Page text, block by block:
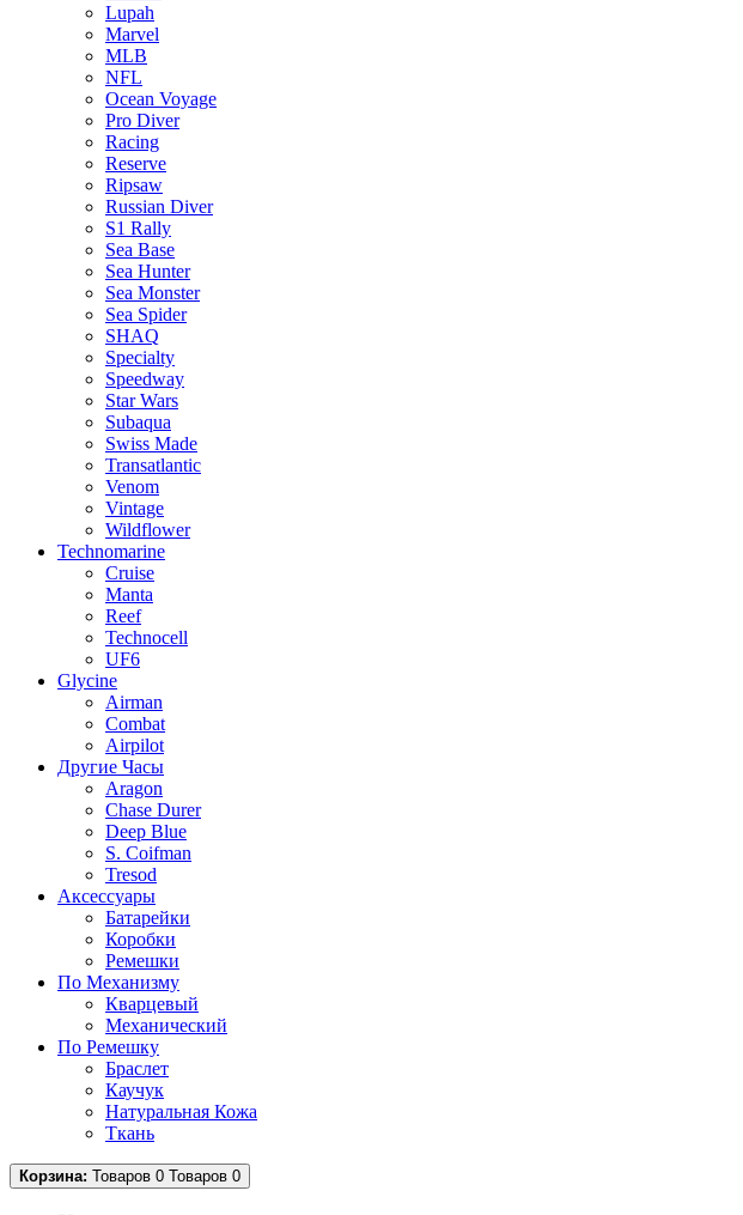
Lupah
Marvel
MLB
NFL
Ocean Voyage
Pro Diver
Racing
Reserve
Ripsaw
Russian Diver
S1 Rally
Sea Base
Sea Hunter
Sea Monster
Sea Spider
SHAQ
Specialty
Speedway
Star Wars
Subaqua
Swiss Made
Transatlantic
Venom
Vintage
Wildflower
Technomarine
Cruise
Manta
Reef
Technocell
UF6
Glycine
Airman
Combat
Airpilot
Другие Часы
Aragon
Chase Durer
Deep Blue
S. Coifman
Tresod
Аксессуары
Батарейки
Коробки
Ремешки
По Механизму
Кварцевый
Механический
По Ремешку
Браслет
Каучук
Натуральная Кожа
Ткань
Корзина: Товаров 0 Товаров 0